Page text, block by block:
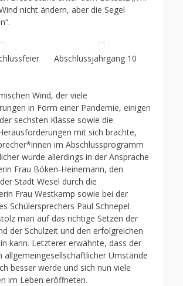
nicht ändern, aber die Segel
Abschlussjahrgang 10
Wind, der viele
in Form einer Pandemie, einigen
sechsten Klasse sowie die
mit sich brachte,
im Abschlussprogramm
wurde allerdings in der Ansprache
Frau Böken-Heinemann, den
Stadt Wesel durch die
Frau Westkamp sowie bei der
Schülersprechers Paul Schnepel
man auf das richtige Setzen der
der Schulzeit und den erfolgreichen
kann. Letzterer erwähnte, dass der
allgemeingesellschaftlicher Umstände
besser werde und sich nun viele
im Leben eröffneten.